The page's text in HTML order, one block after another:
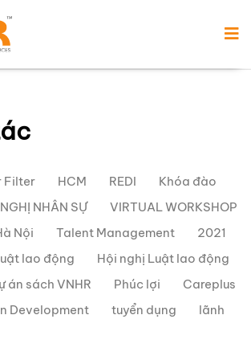
Filter HCM REDI
Khóa đào
NHÂN SỰ
VIRTUAL WORKSHOP
Nội Talent Management
2021
lao động
Hội nghị Luật lao động
án sách VNHR Phúc lợi
Careplus
Development tuyển dụng
lãnh